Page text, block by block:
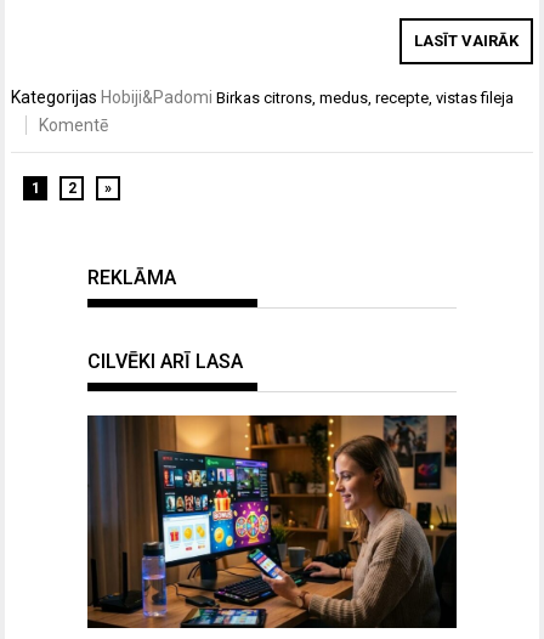
LASĪT VAIRĀK
Kategorijas Hobiji&Padomi Birkascitrons ,medus ,recepte ,vistas fileja
Komentē
1 2 »
REKLĀMA
CILVĒKI ARĪ LASA